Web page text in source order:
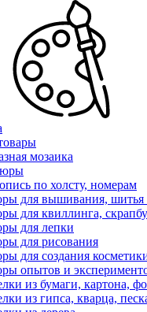
мозаика
по холсту, номерам
для вышивания, шитья
для квиллинга,
для лепки
для рисования
для создания
опытов и
из бумаги, картона,
из гипса, кварца,